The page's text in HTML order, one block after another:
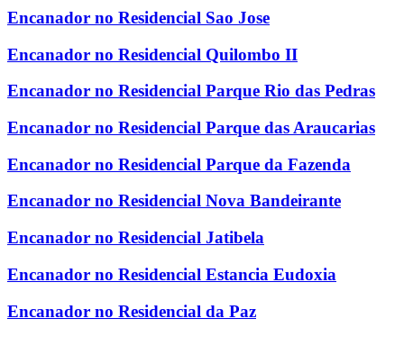
Encanador no Residencial Sao Jose
Encanador no Residencial Quilombo II
Encanador no Residencial Parque Rio das Pedras
Encanador no Residencial Parque das Araucarias
Encanador no Residencial Parque da Fazenda
Encanador no Residencial Nova Bandeirante
Encanador no Residencial Jatibela
Encanador no Residencial Estancia Eudoxia
Encanador no Residencial da Paz